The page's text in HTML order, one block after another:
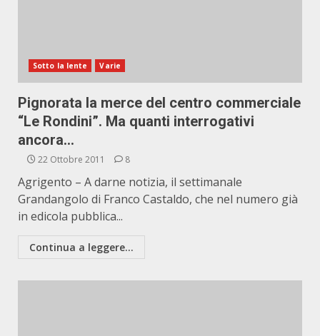
Sotto la lente Varie
Pignorata la merce del centro commerciale
“Le Rondini”. Ma quanti interrogativi
ancora…
22 Ottobre 2011 8
Agrigento – A darne notizia, il settimanale
Grandangolo di Franco Castaldo, che nel numero già
in edicola pubblica...
Continua a leggere...